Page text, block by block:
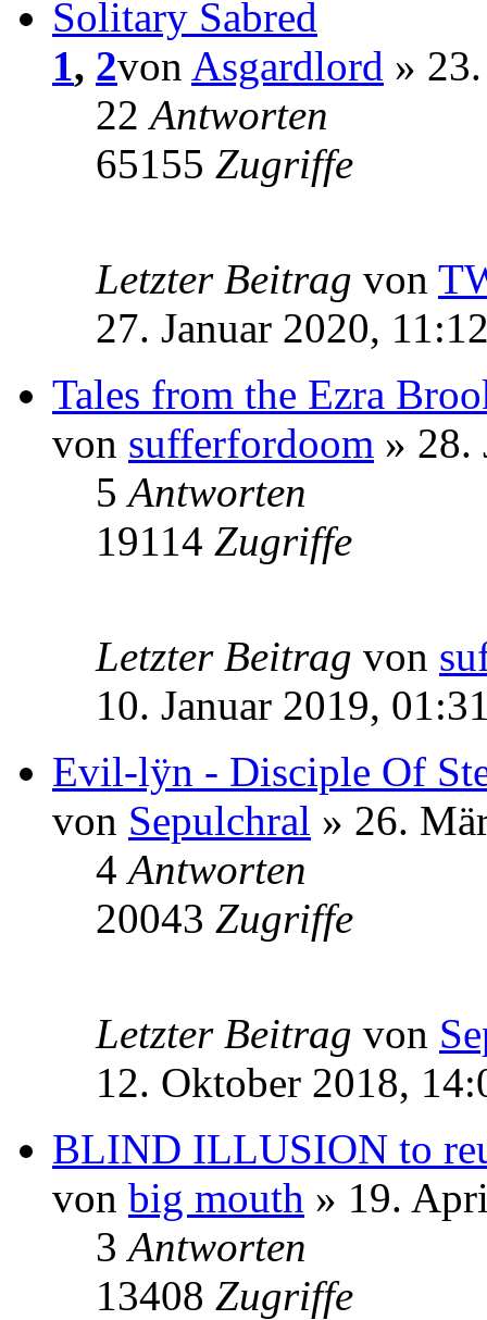
Solitary Sabred
1, 2von Asgardlord »
22Antworten
65155 Zugriffe
Letzter Beitrag von
27. Januar 2020,
Tales from the Ezra
von sufferfordoom » 28.
5Antworten
19114 Zugriffe
Letzter Beitrag von
10. Januar 2019,
Evil-lÿn - Disciple Of
von Sepulchral » 26.
4Antworten
20043 Zugriffe
Letzter Beitrag von
12. Oktober 2018,
BLIND ILLUSION to
von big mouth » 19.
3Antworten
13408 Zugriffe